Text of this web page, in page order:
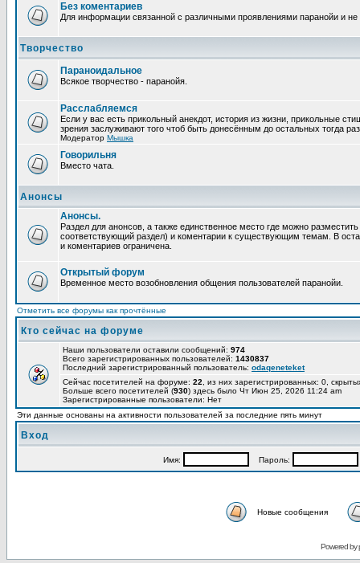
Без коментариев
Для информации связанной с различными проявлениями паранойи и
Творчество
Параноидальное
Всякое творчество - паранойя.
Расслабляемся
Если у вас есть прикольный анекдот, история из жизни, прикольные
зрения заслуживают того чтоб быть донесённым до остальных тогда
Модератор Мышка
Говорильня
Вместо чата.
Анонсы
Анонсы.
Раздел для анонсов, а также единственное место где можно
соответствующий раздел) и коментарии к существующим темам. В
и коментариев ограничена.
Открытый форум
Временное место возобновления общения пользователей паранойи.
Отметить все форумы как прочтённые
Кто сейчас на форуме
Наши пользователи оставили сообщений: 974
Всего зарегистрированных пользователей: 1430837
Последний зарегистрированный пользователь: odaqeneteket
Сейчас посетителей на форуме: 22 , из них зарегистрированных: 0,
Больше всего посетителей (930) здесь было Чт Июн 25, 2026 11:24 am
Зарегистрированные пользователи: Нет
Эти данные основаны на активности пользователей за последние пять минут
Вход
Имя: Пароль:
Новые сообщения
Powered by